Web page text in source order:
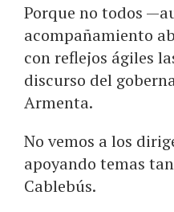
Porque no todos
acompañamiento
con reflejos ágiles
discurso del
Armenta.
No vemos a los
apoyando temas
Cablebús.